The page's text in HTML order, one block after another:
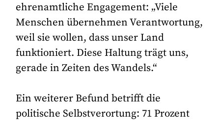
ehrenamtliche Engagement: „Viele
Menschen übernehmen Verantwortung,
weil sie wollen, dass unser Land
funktioniert. Diese Haltung trägt uns,
gerade in Zeiten des Wandels.“
Ein weiterer Befund betrifft die
politische Selbstverortung: 71 Prozent